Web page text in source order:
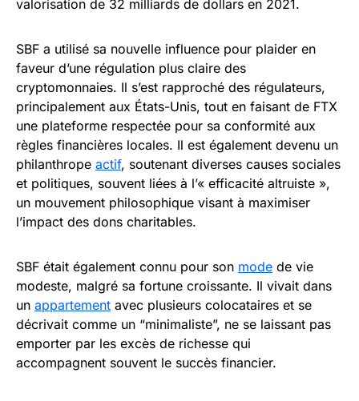
valorisation de 32 milliards de dollars en 2021.
SBF a utilisé sa nouvelle influence pour plaider en
faveur d’une régulation plus claire des
cryptomonnaies. Il s’est rapproché des régulateurs,
principalement aux États-Unis, tout en faisant de FTX
une plateforme respectée pour sa conformité aux
règles financières locales. Il est également devenu un
philanthrope actif, soutenant diverses causes sociales
et politiques, souvent liées à l’« efficacité altruiste »,
un mouvement philosophique visant à maximiser
l’impact des dons charitables.
SBF était également connu pour son mode de vie
modeste, malgré sa fortune croissante. Il vivait dans
un appartement avec plusieurs colocataires et se
décrivait comme un “minimaliste”, ne se laissant pas
emporter par les excès de richesse qui
accompagnent souvent le succès financier.